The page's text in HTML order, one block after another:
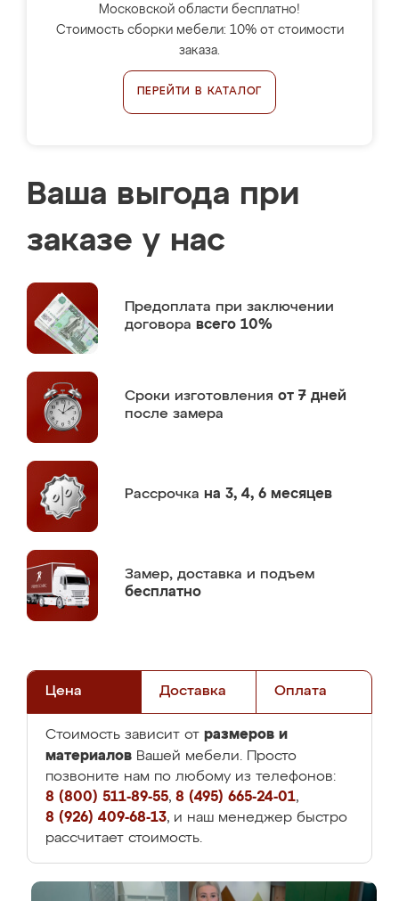
Московской области бесплатно!
Стоимость сборки мебели: 10% от стоимости
заказа.
ПЕРЕЙТИ В КАТАЛОГ
Ваша выгода при
заказе у нас
Предоплата при заключении
договора всего 10%
Сроки изготовления от 7 дней
после замера
Рассрочка на 3, 4, 6 месяцев
Замер, доставка и подъем
бесплатно
Цена Доставка Оплата
Стоимость зависит от размеров и
материалов Вашей мебели. Просто
позвоните нам по любому из телефонов:
8 (800) 511-89-55, 8 (495) 665-24-01,
8 (926) 409-68-13, и наш менеджер быстро
рассчитает стоимость.